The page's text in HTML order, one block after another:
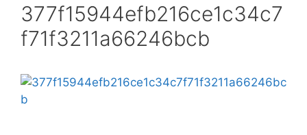
377f15944efb216ce1c34c7
f71f3211a66246bcb